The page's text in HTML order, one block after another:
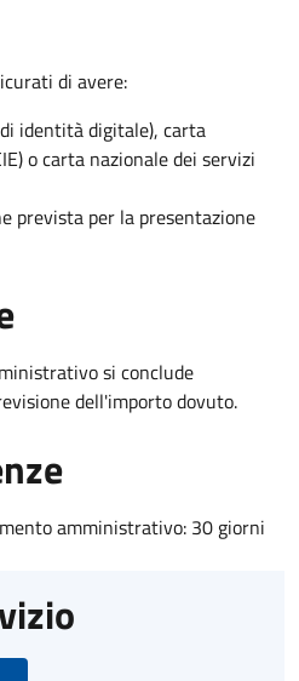
di avere:
identità digitale), carta
o carta nazionale dei servizi
prevista per la presentazione
si conclude
dell'importo dovuto.
amministrativo: 30 giorni